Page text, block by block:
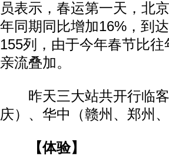
员表示，春运第一天，北
年同期同比增加16%，到
155列，由于今年春节比
亲流叠加。
昨天三大站共开行临客
庆）、华中（赣州、郑州
【体验】